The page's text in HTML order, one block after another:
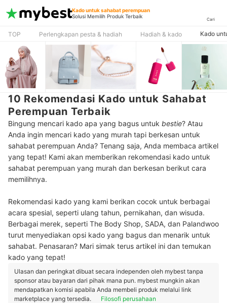
Kado untuk sahabat perempuan
Solusi Memilih Produk Terbaik
Cari
TOP Perlengkapan pesta & hadiah Hadiah & kado Kado
10 Rekomendasi Kado untuk Sahabat
Perempuan Terbaik
Bingung mencari kado apa yang bagus untuk bestie? Atau
Anda ingin mencari kado yang murah tapi berkesan untuk
sahabat perempuan Anda? Tenang saja, Anda membaca artikel
yang tepat! Kami akan memberikan rekomendasi kado untuk
sahabat perempuan yang murah dan berkesan berikut cara
memilihnya.
Rekomendasi kado yang kami berikan cocok untuk berbagai
acara spesial, seperti ulang tahun, pernikahan, dan wisuda.
Berbagai merek, seperti The Body Shop, SADA, dan Palandwoo
turut menyediakan opsi kado yang bagus dan menarik untuk
sahabat. Penasaran? Mari simak terus artikel ini dan temukan
kado yang tepat!
Ulasan dan peringkat dibuat secara independen oleh mybest tanpa
sponsor atau bayaran dari pihak mana pun. mybest mungkin akan
mendapatkan komisi apabila Anda membeli produk melalui link
marketplace yang tersedia.
Filosofi perusahaan